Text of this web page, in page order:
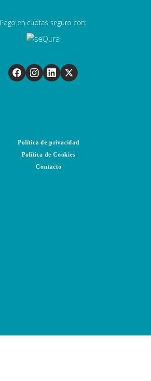
Pago en cuotas seguro con:
Política de privacidad
Política de Cookies
Contacto